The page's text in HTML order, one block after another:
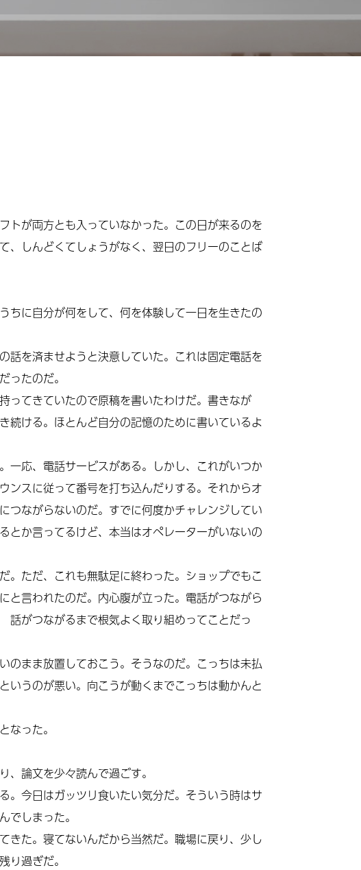
が両方とも入っていなかった。この日が来るのを
、しんどくてしょうがなく、翌日のフリーのことば
に自分が何をして、何を体験して一日を生きたの
を済ませようと決意していた。これは固定電話を
ったのだ。
てきていたので原稿を書いたわけだ。書きなが
続ける。ほとんど自分の記憶のために書いているよ
応、電話サービスがある。しかし、これがいつか
ンスに従って番号を打ち込んだりする。それからオ
つながらないのだ。すでに何度かチャレンジしてい
とか言ってるけど、本当はオペレーターがいないの
ただ、これも無駄足に終わった。ショップでもこ
と言われたのだ。内心腹が立った。電話がつながら
がつながるまで根気よく取り組めってことだっ
まま放置しておこう。そうなのだ。こっちは未払
いうのが悪い。向こうが動くまでこっちは動かんと
った。
論文を少々読んで過ごす。
今日はガッツリ食いたい気分だ。そういう時はサ
でしまった。
た。寝てないんだから当然だ。職場に戻り、少し
り過ぎだ。